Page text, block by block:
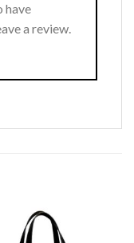
have
a review.